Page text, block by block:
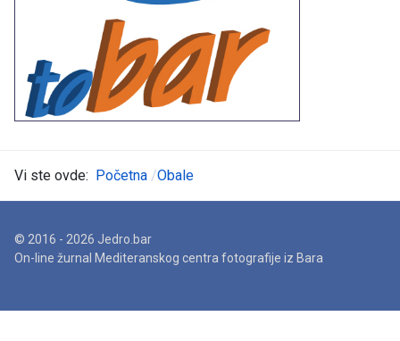
Vi ste ovde: Početna Obale
© 2016 - 2026 Jedro.bar
On-line žurnal Mediteranskog centra fotografije iz Bara